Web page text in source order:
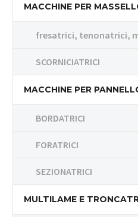
MACCHINE PER
fresatrici, tenonatrici,
SCORNICIATRICI
MACCHINE PER
BORDATRICI
FORATRICI
SEZIONATRICI
MULTILAME E